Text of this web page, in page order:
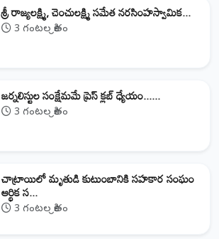
శ్రీ రాజ్యలక్ష్మి, చెంచులక్ష్మి సమేత నరసింహస్వామిక...
3 గంటల క్రితం
జర్నలిస్టుల సంక్షేమమే ప్రెస్ క్లబ్ ధ్యేయం......
3 గంటల క్రితం
చాట్రాయిలో మృతుడి కుటుంబానికి సహకార సంఘం
ఆర్థిక స...
3 గంటల క్రితం